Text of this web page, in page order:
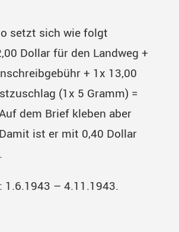
setzt sich wie folgt
Dollar für den Landweg +
+ 1x 13,00
(1x 5 Gramm) =
dem Brief kleben aber
ist er mit 0,40 Dollar
1.6.1943 – 4.11.1943.